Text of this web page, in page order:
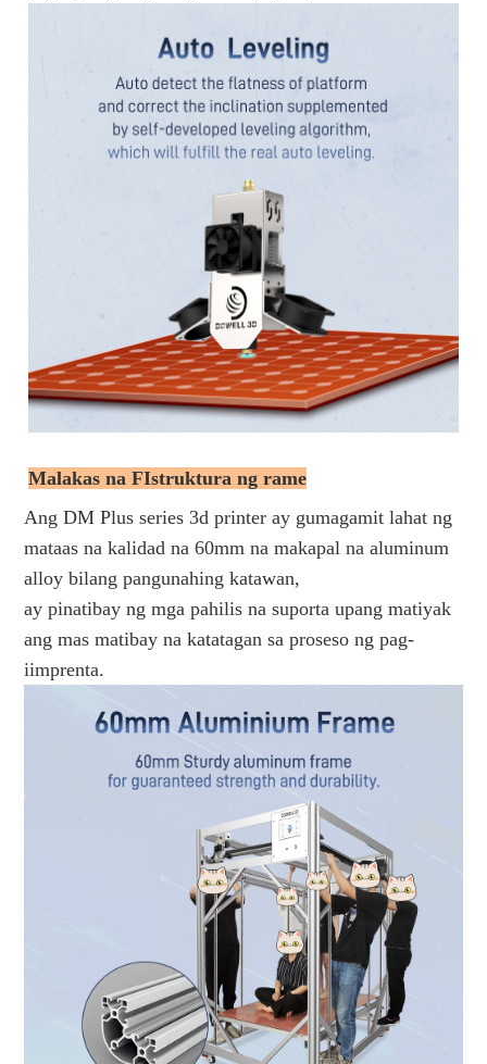
Malakas na FIstruktura ng rame
Ang DM Plus series 3d printer ay gumagamit lahat ng
mataas na kalidad na 60mm na makapal na aluminum
alloy bilang pangunahing katawan,
ay pinatibay ng mga pahilis na suporta upang matiyak
ang mas matibay na katatagan sa proseso ng pag-
iimprenta.